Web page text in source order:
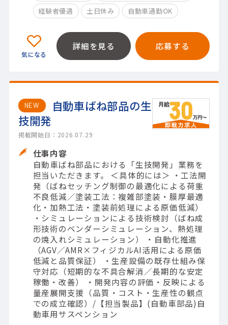
経験者優遇
土日休み 自動車通勤OK
詳細を見る 応募する
NEW
自動車ばね部品の生
技開発
掲載開始日：2026.07.29
仕事内容
自動車ばね部品における「生技開発」業務を
担当いただきます。 ＜具体的には＞ ・工法開
発（ばねセッチング制御の最適化による荷重
不良低減／塗装工法：複雑部塗装・膜厚最適
化・加熱工法・塗装前処理による原価低減）
・シミュレーションによる技術検討（ばね成
形技術のベンダーシミュレーション、熱処理
の焼入れシミュレーション） ・自動化推進
（AGV／AMR×フィジカルAI活用による原価
低減と品質保証） ・生産設備の既存仕組み保
守対応（短期的な不具合解消／長期的な安定
稼働・改善） ・開発内容の評価・反映による
量産展開支援（品質・コスト・生産性の観点
での成立確認）/【担当製品】(自動車部品)自
動車用サスペンション